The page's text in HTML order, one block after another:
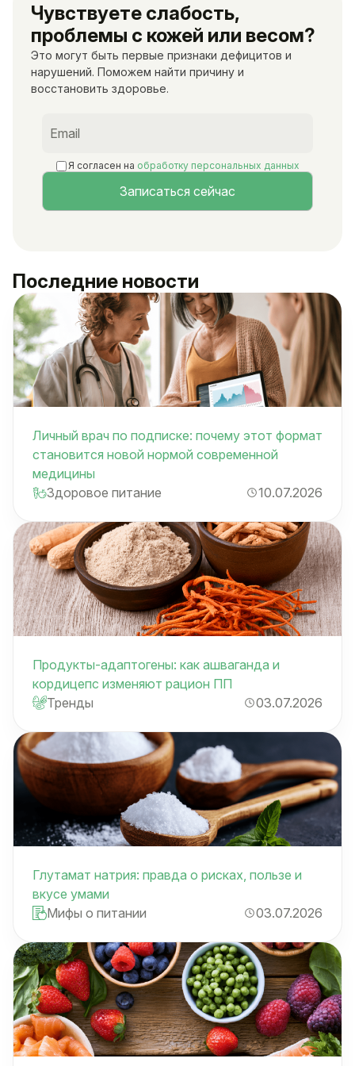
Чувствуете слабость,
проблемы с кожей или весом?
Это могут быть первые признаки дефицитов и
нарушений. Поможем найти причину и
восстановить здоровье.
Я согласен на обработку персональных данных
Последние новости
Личный врач по подписке: почему этот формат
становится новой нормой современной
медицины
Здоровое питание
10.07.2026
Продукты-адаптогены: как ашваганда и
кордицепс изменяют рацион ПП
Тренды
03.07.2026
Глутамат натрия: правда о рисках, пользе и
вкусе умами
Мифы о питании
03.07.2026